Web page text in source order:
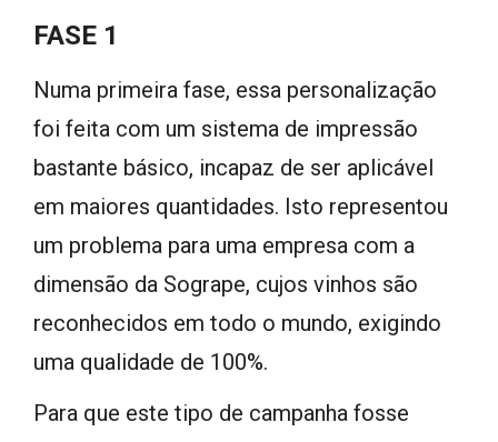
FASE 1
Numa primeira fase, essa personalização
foi feita com um sistema de impressão
bastante básico, incapaz de ser aplicável
em maiores quantidades. Isto representou
um problema para uma empresa com a
dimensão da Sogrape, cujos vinhos são
reconhecidos em todo o mundo, exigindo
uma qualidade de 100%.
Para que este tipo de campanha fosse